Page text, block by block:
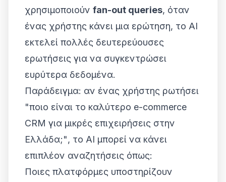
χρησιμοποιούν fan-out queries, όταν
ένας χρήστης κάνει μια ερώτηση, το AI
εκτελεί πολλές δευτερεύουσες
ερωτήσεις για να συγκεντρώσει
ευρύτερα δεδομένα.
Παράδειγμα: αν ένας χρήστης ρωτήσει
"ποιο είναι το καλύτερο e-commerce
CRM για μικρές επιχειρήσεις στην
Ελλάδα;", το AI μπορεί να κάνει
επιπλέον αναζητήσεις όπως:
Ποιες πλατφόρμες υποστηρίζουν